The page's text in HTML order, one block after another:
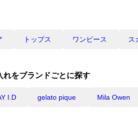
トップス ワンピース ス
れをブランドごとに探す
I.D gelato pique Mila Owen